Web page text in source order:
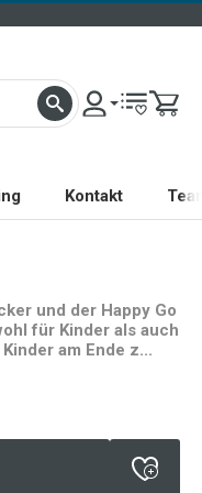
Kontakt
und der Happy Go
für Kinder als auch
am Ende z...